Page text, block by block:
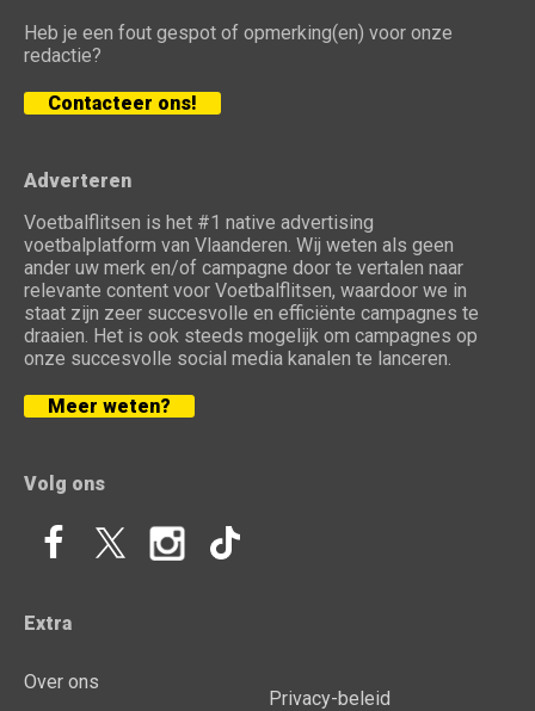
Heb je een fout gespot of opmerking(en) voor onze
redactie?
Contacteer ons!
Adverteren
Voetbalflitsen is het #1 native advertising
voetbalplatform van Vlaanderen. Wij weten als geen
ander uw merk en/of campagne door te vertalen naar
relevante content voor Voetbalflitsen, waardoor we in
staat zijn zeer succesvolle en efficiënte campagnes te
draaien. Het is ook steeds mogelijk om campagnes op
onze succesvolle social media kanalen te lanceren.
Meer weten?
Volg ons
Extra
Over ons
Privacy-beleid